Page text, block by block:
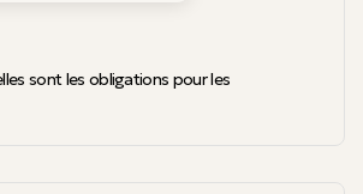
sont les obligations pour les